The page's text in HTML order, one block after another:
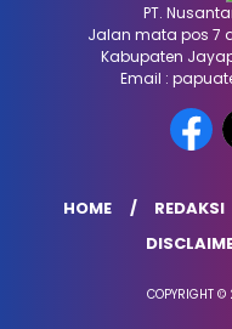
PT.
Jalan mata pos 7
Kabupaten
Email :
HOME REDAKSI
COPYRIGHT ©